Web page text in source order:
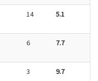
14 5.1
6 7.7
3 9.7